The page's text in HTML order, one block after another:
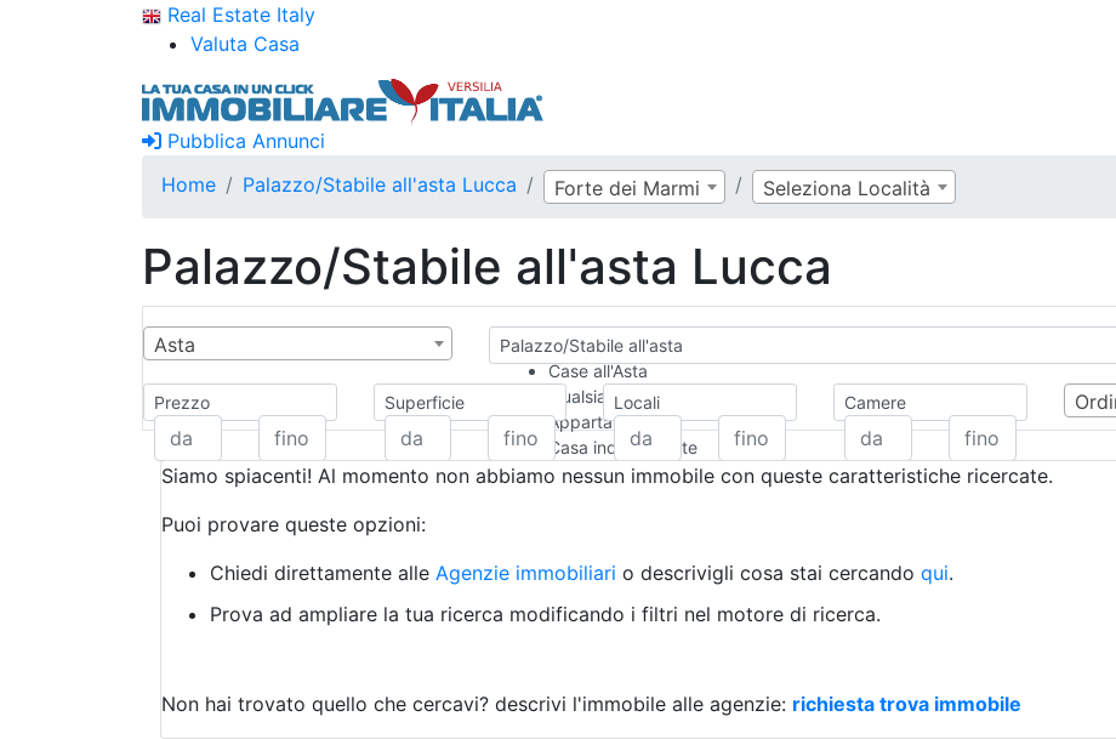
Real Estate Italy
Valuta Casa
Pubblica Annunci
Home
Palazzo/Stabile all'asta Lucca Forte dei Marmi Seleziona Località
Palazzo/Stabile all'asta Lucca
Asta
Palazzo/Stabile all'asta
Case all'Asta
Qualsiasi
Appartamento
Casa indipendente
Casa Semi-indipendente
Rustico/Casale
Camera d'Albergo
Box/Garage
Prezzo Superficie Locali Camere
Siamo spiacenti! Al momento non abbiamo nessun immobile con queste caratteristiche ricercate.
Puoi provare queste opzioni:
Chiedi direttamente alle Agenzie immobiliari o descrivigli cosa stai cercando qui.
Prova ad ampliare la tua ricerca modificando i filtri nel motore di ricerca.
Non hai trovato quello che cercavi? descrivi l'immobile alle agenzie: richiesta trova immobile